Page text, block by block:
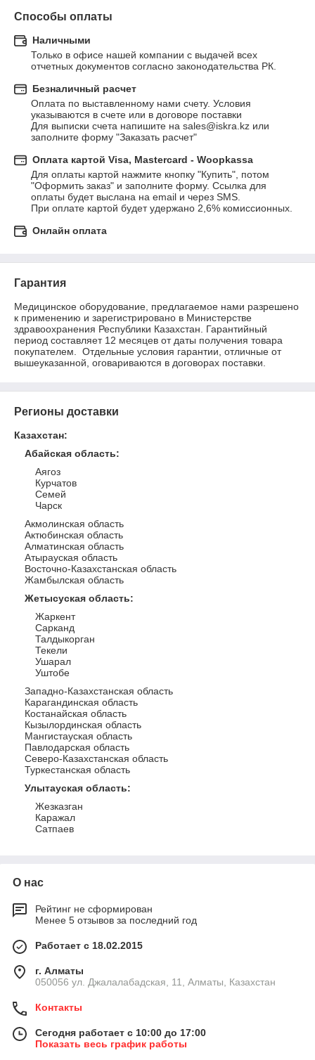
Способы оплаты
Наличными
Только в офисе нашей компании с выдачей всех
отчетных документов согласно законодательства РК.
Безналичный расчет
Оплата по выставленному нами счету. Условия
указываются в счете или в договоре поставки
Для выписки счета напишите на sales@iskra.kz или
заполните форму "Заказать расчет"
Оплата картой Visa, Mastercard - Woopkassa
Для оплаты картой нажмите кнопку "Купить", потом
"Оформить заказ" и заполните форму. Ссылка для
оплаты будет выслана на email и через SMS.
При оплате картой будет удержано 2,6% комиссионных.
Онлайн оплата
Гарантия
Медицинское оборудование, предлагаемое нами разрешено
к применению и зарегистрировано в Министерстве
здравоохранения Республики Казахстан. Гарантийный
период составляет 12 месяцев от даты получения товара
покупателем.  Отдельные условия гарантии, отличные от
вышеуказанной, оговариваются в договорах поставки.
Регионы доставки
Казахстан:
Абайская область:
Аягоз
Курчатов
Семей
Чарск
Акмолинская область
Актюбинская область
Алматинская область
Атырауская область
Восточно-Казахстанская область
Жамбылская область
Жетысуская область:
Жаркент
Сарканд
Талдыкорган
Текели
Ушарал
Уштобе
Западно-Казахстанская область
Карагандинская область
Костанайская область
Кызылординская область
Мангистауская область
Павлодарская область
Северо-Казахстанская область
Туркестанская область
Улытауская область:
Жезказган
Каражал
Сатпаев
О нас
Рейтинг не сформирован
Менее 5 отзывов за последний год
Работает с 18.02.2015
г. Алматы
050056 ул. Джалалабадская, 11, Алматы, Казахстан
Контакты
Сегодня работает с 10:00 до 17:00
Показать весь график работы